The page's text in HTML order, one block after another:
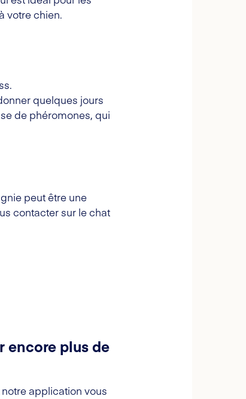
votre chien.
quelques jours
de phéromones, qui
peut être une
contacter sur le chat
encore plus de
application vous